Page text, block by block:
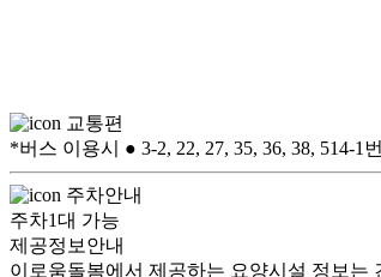
교통편
*버스 이용시 ● 3-2, 22, 27, 35, 36, 38, 514-
주차안내
주차1대 가능
제공정보안내
이로움돌봄에서 제공하는 요양시설 정보는